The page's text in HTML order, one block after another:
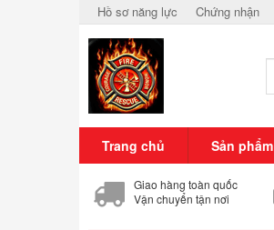
Hồ sơ năng lực Chứng nhận
Trang chủ Sản phẩm
Giao hàng toàn quốc
Vận chuyển tận nơi